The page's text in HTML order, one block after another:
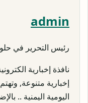
admin
رئيس التحرير في
نافذة إخبارية
إخبارية متنوعة,
اليومية اليمنية ..